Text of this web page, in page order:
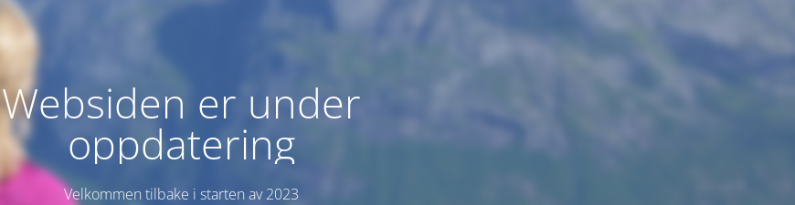
Websiden er under
oppdatering
Velkommen tilbake i starten av 2023